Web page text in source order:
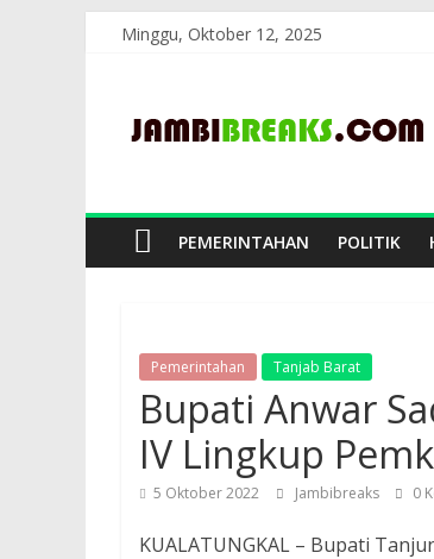
Minggu, Oktober 12, 2025
JambiBreaks
PEMERINTAHAN POLITIK
Pemerintahan Tanjab Barat
Bupati Anwar
IV Lingkup
5 Oktober 2022 Jambibreaks 0
KUALATUNGKAL – Bupati